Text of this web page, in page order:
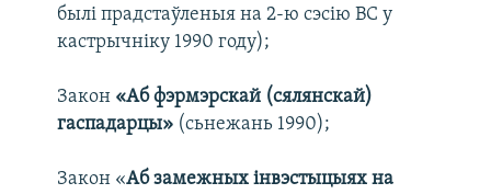
былі прадстаўленыя на 2-ю сэсію ВС у
кастрычніку 1990 году);
Закон «Аб фэрмэрскай (сялянскай)
гаспадарцы» (сьнежань 1990);
Закон «Аб замежных інвэстыцыях на